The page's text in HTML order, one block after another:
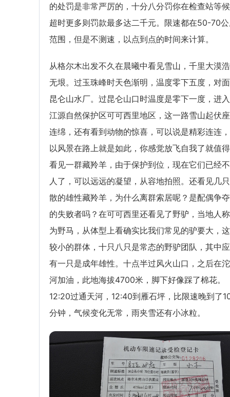
的处罚是非常严厉的，十分八分罚你在检查站等
超时更多则罚款最多达二千元。限速都在50-70
范围，但是不测速，以点到点的时间来计算。
从格尔木出发不久在晨曦中看见雪山，千里大漠
无垠。过玉珠峰时天色渐明，温度零下五度，对
昆仑山水厂。过昆仑山口时温度是零下一度，进
江源自然保护区可可西里地区，这一路雪山起伏
连绵，还有看到动物的惊喜，可以说是精彩连连
以风景在路上就是如此，你感觉放飞自我了就值
看见一群藏羚羊，由于保护到位，现在它们已经
人了，可以远远的凝望，从容地拍照。还看见几
散的雄性藏羚羊，为什么离群索居呢？是配偶争
的失败者吗？在可可西里还看见了野驴，当地人
为野马，从体型上看确实比我们常见的驴要大，
较小的群体，十只八只是常态的野驴团队，其中
有一只是成年雄性。十点半过风火山口，之后在
河加油，此地海拔4700米，脚下好像踩了棉花。
12:20过通天河，12:40到雁石坪，比限速晚到了
分钟，气候变化无常，雨夹雪还有小冰粒。